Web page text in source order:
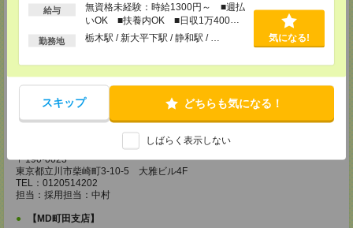
給与
無資格未経験：時給1300円～ ■週払
いOK ■扶養内OK ■日収1万400円
以上
勤務地 栃木駅 / 新大平下駅 / 静和駅 / … 気になる!
スキップ どちらも気になる！
しばらく表示しない
〒163-0630
東京都新宿区西新宿1-25-1 新宿センタービル30F
TEL：0120514202
担当：採用担当：西川
【MD城南支店】
〒163-0630
東京都新宿区西新宿1-25-1 新宿センタービル30F
TEL：0120514202
担当：採用担当：三浦
〒190-0023
東京都立川市柴崎町3-10-5 大雅ビル4F
TEL：0120514202
担当：採用担当：中村
【MD町田支店】